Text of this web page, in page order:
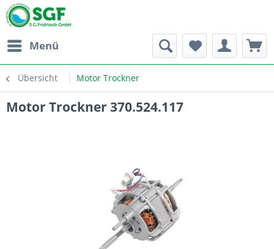
Menü
Übersicht Motor Trockner
Motor Trockner 370.524.117